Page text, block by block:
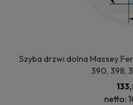
Szyba drzwi dolna Massey
390, 398,
netto: